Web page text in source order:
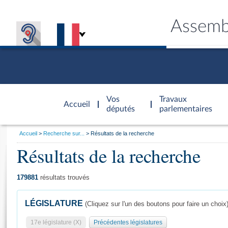
Accueil
d'accueil
Vos
députés
Travaux
parlementaires
Général
Vous
Accueil Recherche sur... Résultats de la recherche
Résultats de la recherche
179881 résultats trouvés
LÉGISLATURE (Cliquez sur l'un des boutons pour faire un choix)
17e législature (X) Précédentes législatures